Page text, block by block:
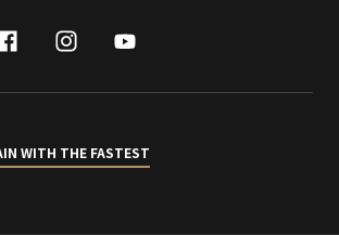
instagram
youtube
WITH THE FASTEST